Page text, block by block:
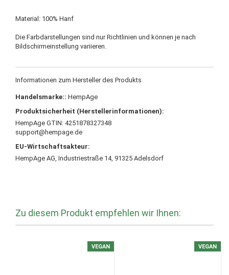
Material: 100% Hanf
Die Farbdarstellungen sind nur Richtlinien und können je nach
Bildschirmeinstellung variieren.
Informationen zum Hersteller des Produkts
Handelsmarke:: HempAge
Produktsicherheit (Herstellerinformationen):
HempAge GTIN: 4251878327348
support@hempage.de
EU-Wirtschaftsakteur:
HempAge AG, Industriestraße 14, 91325 Adelsdorf
Zu diesem Produkt empfehlen wir Ihnen:
VEGAN VEGAN